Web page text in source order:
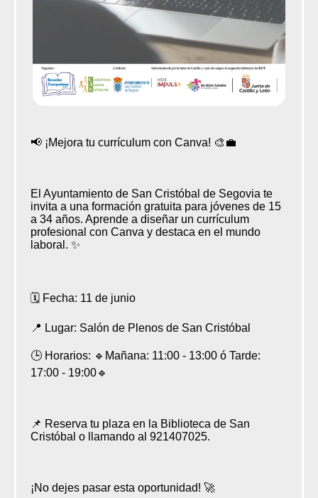
📢 ¡Mejora tu currículum con Canva! 🎨💼
El Ayuntamiento de San Cristóbal de Segovia te
invita a una formación gratuita para jóvenes de 15
a 34 años. Aprende a diseñar un currículum
profesional con Canva y destaca en el mundo
laboral. ✨
🗓 Fecha: 11 de junio
📍 Lugar: Salón de Plenos de San Cristóbal
🕒 Horarios: 🔹Mañana: 11:00 - 13:00 ó Tarde:
17:00 - 19:00🔹
📌 Reserva tu plaza en la Biblioteca de San
Cristóbal o llamando al 921407025.
¡No dejes pasar esta oportunidad! 🚀